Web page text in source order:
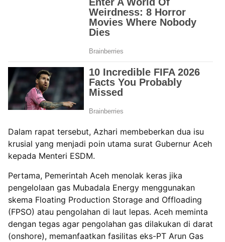
Dalam rapat tersebut, Azhari membeberkan dua isu
krusial yang menjadi poin utama surat Gubernur Aceh
kepada Menteri ESDM.
Pertama, Pemerintah Aceh menolak keras jika
pengelolaan gas Mubadala Energy menggunakan
skema Floating Production Storage and Offloading
(FPSO) atau pengolahan di laut lepas. Aceh meminta
dengan tegas agar pengolahan gas dilakukan di darat
(onshore), memanfaatkan fasilitas eks-PT Arun Gas